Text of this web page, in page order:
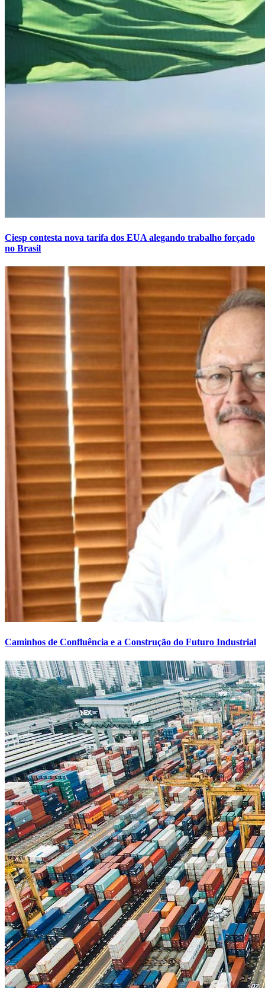
Ciesp contesta nova tarifa dos EUA alegando trabalho forçado
no Brasil
Caminhos de Confluência e a Construção do Futuro Industrial